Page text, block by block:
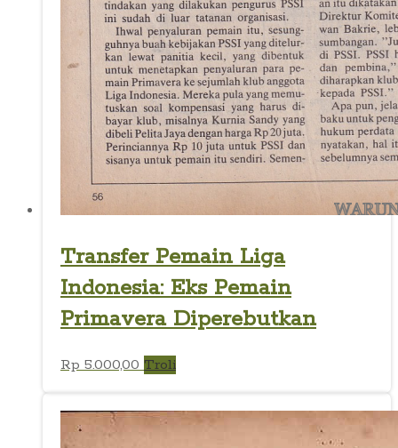
Transfer Pemain Liga
Indonesia: Eks Pemain
Primavera Diperebutkan
Rp5.000,00 Troli